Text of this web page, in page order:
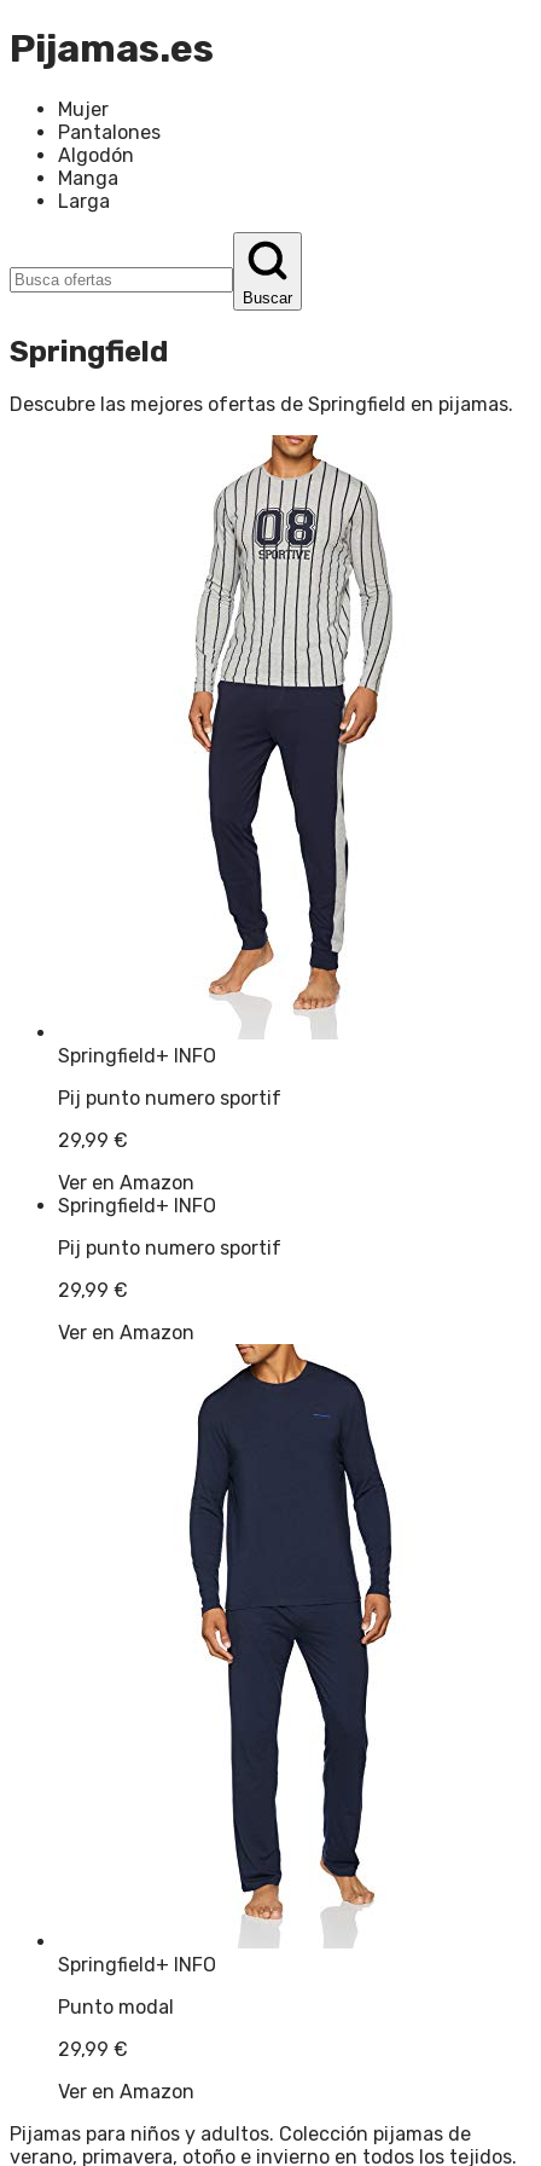
Pijamas.es
Mujer
Pantalones
Algodón
Manga
Larga
Buscar
Springfield
Descubre las mejores ofertas de Springfield en pijamas.
Springfield+ INFO
Pij punto numero sportif
29,99 €
Ver en Amazon
Springfield+ INFO
Pij punto numero sportif
29,99 €
Ver en Amazon
Springfield+ INFO
Punto modal
29,99 €
Ver en Amazon
Pijamas para niños y adultos. Colección pijamas de
verano, primavera, otoño e invierno en todos los tejidos.